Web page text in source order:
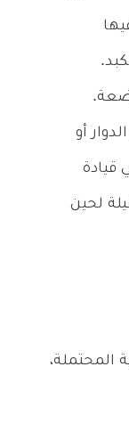
أو
قيادة
لحين
المحتملة،